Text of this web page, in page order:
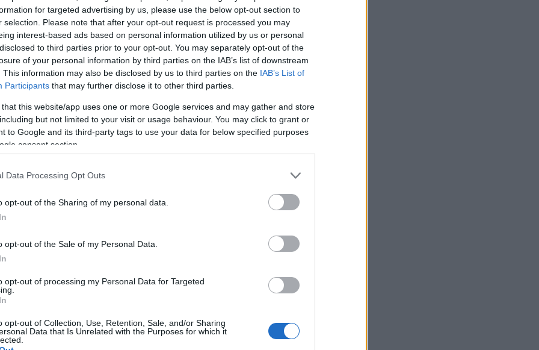
for targeted advertising by us, please use the below opt-out section to
selection. Please note that after your opt-out request is processed you may
interest-based ads based on personal information utilized by us or personal
to third parties prior to your opt-out. You may separately opt-out of the
of your personal information by third parties on the IAB’s list of downstream
This information may also be disclosed by us to third parties on the IAB’s List of
Participants that may further disclose it to other third parties.
that this website/app uses one or more Google services and may gather and store
but not limited to your visit or usage behaviour. You may click to grant or
to Google and its third-party tags to use your data for below specified purposes
consent section.
Data Processing Opt Outs
opt-out of the Sharing of my personal data.
opt-out of the Sale of my Personal Data.
opt-out of processing my Personal Data for Targeted
opt-out of Collection, Use, Retention, Sale, and/or Sharing
Data that Is Unrelated with the Purposes for which it
λαμπερές
2018 και φυσικά να
κάθε χρόνο. Ποιες
ποιες κατάφεραν να
το στιλιστικό μάθημα με
στο δικό σου χέρι να
στην αγαπημένη σου
θα ήθελα να σου πω ότι δεν
εμφάνιση της κάθε star
τη ψήφο σου στην
ότι είχε τη μεγαλύτερη
Οπότε το αφήνω πάνω σου…